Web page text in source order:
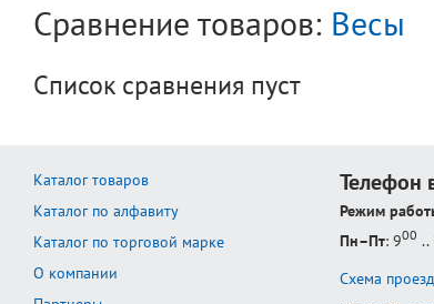
Сравнение товаров: Весы
Список сравнения пуст
Каталог товаров
Каталог по алфавиту
Каталог по торговой марке
О компании
Телефон
Режим
Пн–Пт: 900 ..
Схема